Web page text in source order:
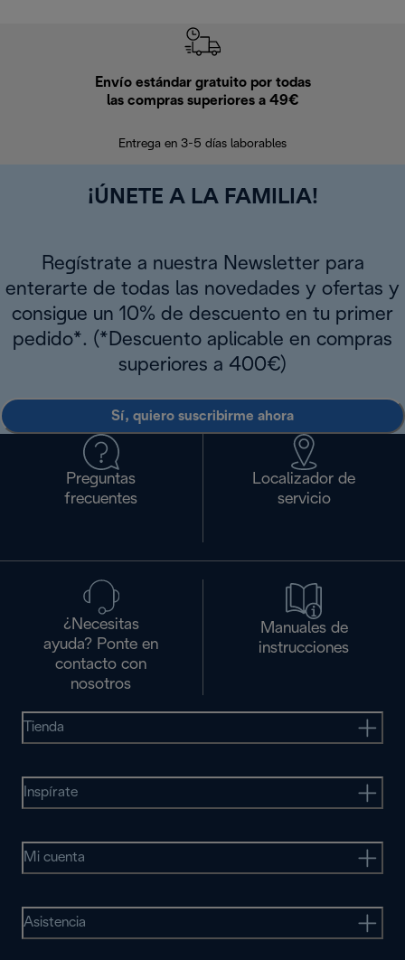
Envío estándar gratuito por todas
las compras superiores a 49€
Entrega en 3-5 días laborables
¡ÚNETE A LA FAMILIA!
Regístrate a nuestra Newsletter para
enterarte de todas las novedades y ofertas y
consigue un 10% de descuento en tu primer
pedido*. (*Descuento aplicable en compras
superiores a 400€)
Sí, quiero suscribirme ahora
Preguntas
frecuentes
Localizador de
servicio
¿Necesitas
ayuda? Ponte en
contacto con
nosotros
Manuales de
instrucciones
Tienda
Inspírate
Mi cuenta
Asistencia